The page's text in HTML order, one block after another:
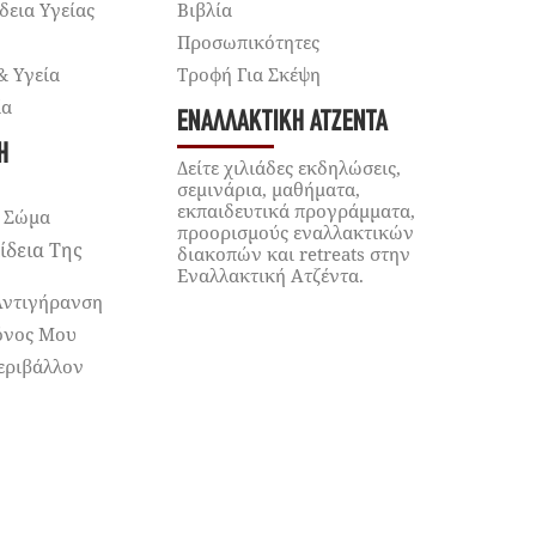
Υγείας
Υγεία
Σώμα
Της
Μου
Βιβλία
Προσωπικότητες
Τροφή Για Σκέψη
ΕΝΑΛΛΑΚΤΙΚΉ ΑΤΖΈΝΤΑ
Δείτε χιλιάδες εκδηλώσεις,
σεμινάρια, μαθήματα,
εκπαιδευτικά προγράμματα,
προορισμούς εναλλακτικών
διακοπών και retreats στην
Εναλλακτική Ατζέντα.